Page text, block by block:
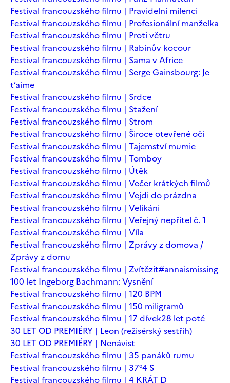
Festival francouzského filmu | Pravidelní milenci
Festival francouzského filmu | Profesionální manželka
Festival francouzského filmu | Proti větru
Festival francouzského filmu | Rabínův kocour
Festival francouzského filmu | Sama v Africe
Festival francouzského filmu | Serge Gainsbourg: Je
t’aime
Festival francouzského filmu | Srdce
Festival francouzského filmu | Stažení
Festival francouzského filmu | Strom
Festival francouzského filmu | Široce otevřené oči
Festival francouzského filmu | Tajemství mumie
Festival francouzského filmu | Tomboy
Festival francouzského filmu | Útěk
Festival francouzského filmu | Večer krátkých filmů
Festival francouzského filmu | Vejdi do prázdna
Festival francouzského filmu | Velikáni
Festival francouzského filmu | Veřejný nepřítel č. 1
Festival francouzského filmu | Víla
Festival francouzského filmu | Zprávy z domova /
Zprávy z domu
Festival francouzského filmu | Zvítězit#annaismissing
100 let Ingeborg Bachmann: Vysnění
Festival francouzského filmu | 120 BPM
Festival francouzského filmu | 150 miligramů
Festival francouzského filmu | 17 dívek28 let poté
30 LET OD PREMIÉRY | Leon (režisérský sestřih)
30 LET OD PREMIÉRY | Nenávist
Festival francouzského filmu | 35 panáků rumu
Festival francouzského filmu | 37°4 S
Festival francouzského filmu | 4 KRÁT D